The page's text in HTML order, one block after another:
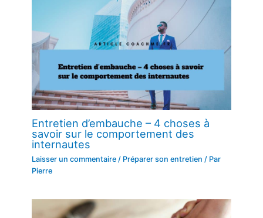
Entretien d’embauche – 4 choses à
savoir sur le comportement des
internautes
Laisser un commentaire / Préparer son entretien / Par
Pierre